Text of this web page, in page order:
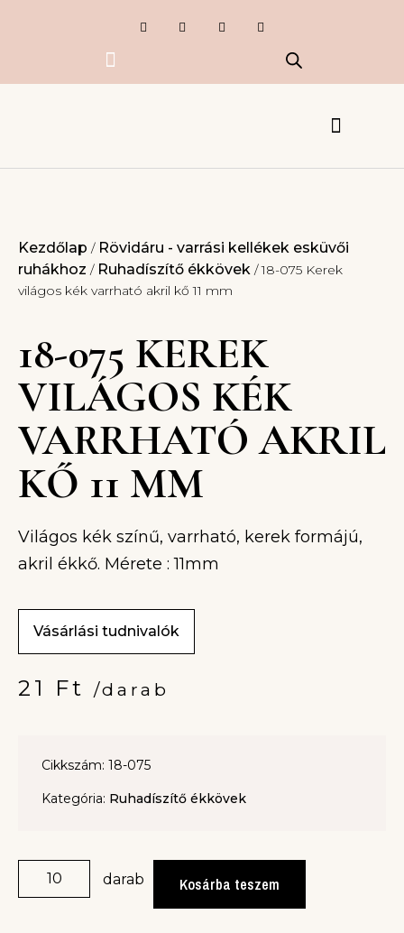
Kezdőlap / Rövidáru - varrási kellékek esküvői
ruhákhoz / Ruhadíszítő ékkövek / 18-075 Kerek
világos kék varrható akril kő 11 mm
18-075 KEREK
VILÁGOS KÉK
VARRHATÓ AKRIL
KŐ 11 MM
Világos kék színű, varrható, kerek formájú,
akril ékkő. Mérete : 11mm
Vásárlási tudnivalók
21 Ft /darab
Cikkszám: 18-075
Kategória: Ruhadíszítő ékkövek
darab Kosárba teszem